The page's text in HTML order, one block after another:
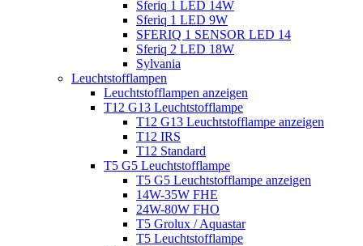
Sferiq 1 LED 14W
Sferiq 1 LED 9W
SFERIQ 1 SENSOR LED 14
Sferiq 2 LED 18W
Sylvania
Leuchtstofflampen
Leuchtstofflampen anzeigen
T12 G13 Leuchtstofflampe
T12 G13 Leuchtstofflampe anzeigen
T12 IRS
T12 Standard
T5 G5 Leuchtstofflampe
T5 G5 Leuchtstofflampe anzeigen
14W-35W FHE
24W-80W FHO
T5 Grolux / Aquastar
T5 Leuchtstofflampe